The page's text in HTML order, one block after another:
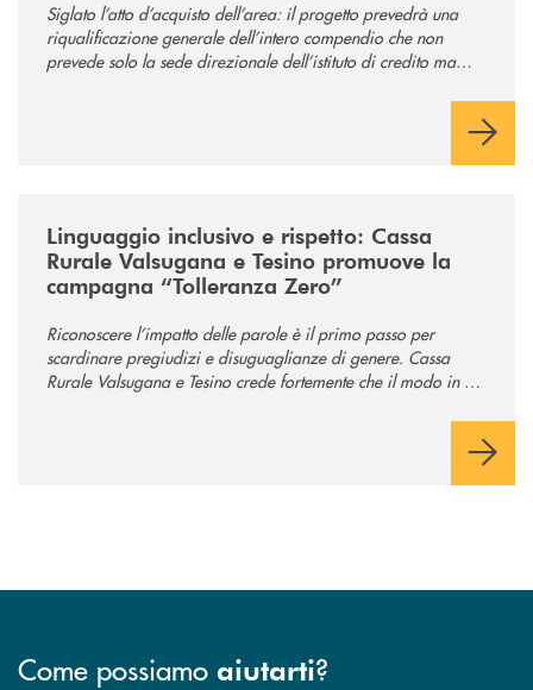
Siglato l’atto d’acquisto dell’area: il progetto prevedrà una
riqualificazione generale dell’intero compendio che non
prevede solo la sede direzionale dell’istituto di credito ma
Linguaggio inclusivo e rispetto: Cassa
Rurale Valsugana e Tesino promuove la
campagna “Tolleranza Zero”
Riconoscere l’impatto delle parole è il primo passo per
scardinare pregiudizi e disuguaglianze di genere. Cassa
Rurale Valsugana e Tesino crede fortemente che il modo in cui
Come possiamo aiutarti?